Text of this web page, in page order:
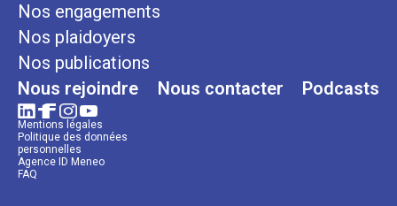
Nos engagements
Nos plaidoyers
Nos publications
Nous rejoindre Nous contacter Podcasts
Mentions légales
Politique des données
personnelles
Agence ID Meneo
FAQ